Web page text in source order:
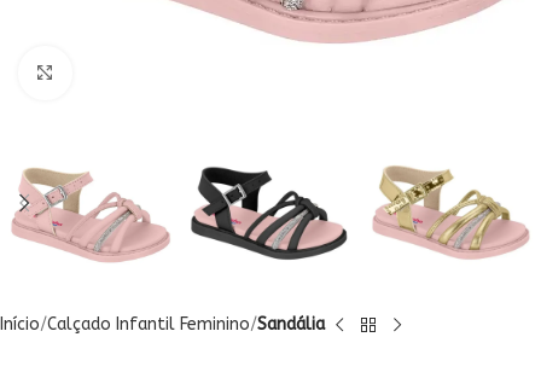
Início Calçado Infantil Feminino Sandália